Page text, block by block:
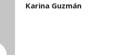
Karina Guzmán